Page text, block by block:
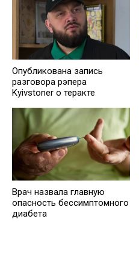
Опубликована запись
разговора рэпера
Kyivstoner о теракте
Врач назвала главную
опасность бессимптомного
диабета